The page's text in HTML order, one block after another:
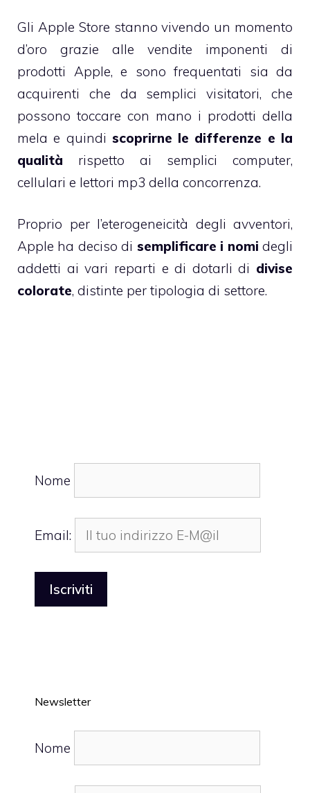
Gli Apple Store stanno vivendo un momento
d’oro grazie alle vendite imponenti di
prodotti Apple, e sono frequentati sia da
acquirenti che da semplici visitatori, che
possono toccare con mano i prodotti della
mela e quindi scoprirne le differenze e la
qualità rispetto ai semplici computer,
cellulari e lettori mp3 della concorrenza.
Proprio per l’eterogeneicità degli avventori,
Apple ha deciso di semplificare i nomi degli
addetti ai vari reparti e di dotarli di divise
colorate, distinte per tipologia di settore.
Nome
Email:
Newsletter
Nome